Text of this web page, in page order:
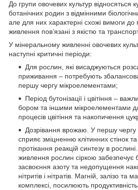
До групи овочевих культур відносяться
ботанічних родин з відмінними
але для них характерні схожі вимоги до
живлення пов’язані з якістю та
У мінеральному живленні овочевих
наступні критичні періоди:
Для рослин, які висаджуються
приживання – потребують
першу чергу мікроелементами;
Період бутонізації і цвітіння –
бором та іншими мікроелементами
процесів цвітіння та накопичення
Дозрівання врожаю. У першу чергу
сприяє зміцненню клітинних стінок
протікання реакцій синтезу в
живлення рослин сіркою забезпечує
засвоєння азоту та недопущення
нітритів і нітратів. Магній, залізо та
комплексі, посилюють